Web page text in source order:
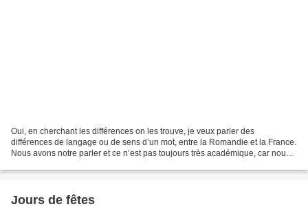
Oui, en cherchant les différences on les trouve, je veux parler des
différences de langage ou de sens d’un mot, entre la Romandie et la France.
Nous avons notre parler et ce n’est pas toujours très académique, car nous
Jours de fêtes